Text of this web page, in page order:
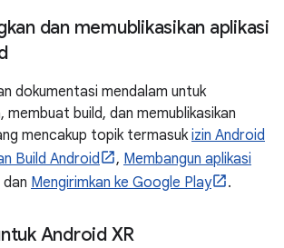
dan memublikasikan aplikasi
dokumentasi mendalam untuk
membuat build, dan memublikasikan
mencakup topik termasuk izin Android
Build Android , Membangun aplikasi
dan Mengirimkan ke Google Play .
Android XR